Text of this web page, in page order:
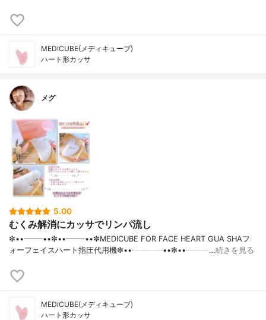
MEDICUBE(メディキューブ)
ハート形カッサ
メグ
5.00
むくみ解消にカッサでリンパ流し
✼••┈┈┈┈••✼••┈┈┈┈••✼MEDICUBE FOR FACE HEART GUA SHAフ
ォーフェイスハート指圧代用機✼••┈┈┈┈••✼••┈┈┈…続きを見る
MEDICUBE(メディキューブ)
ハート形カッサ